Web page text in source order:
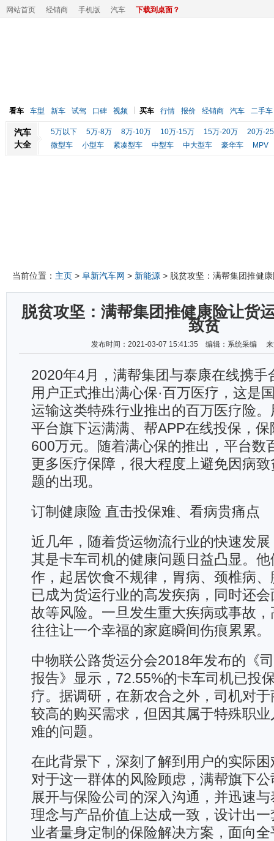
网站首页 经销商 手机版 汽车 下载到桌面？
看车 车型 新车 试驾 口碑 视频 买车 行情 报价 经销商 汽车 二手车
汽车
大全
5万以下 5万-8万 8万-10万 10万-15万 15万-20万
20万-
微型车
小型车 紧凑型车 中型车 中大型车 豪华车 MPV
当前位置： 主页 > 阜新汽车网 > 新能源 > 脱贫攻坚：满帮集团推健
脱贫攻坚：满帮集团推健康险让货
致贫
发布时间：2021-03-07 15:41:35 编辑：系统采编
2020年4月，满帮集团与泰康在线携手
用户正式推出满心保·百万医疗，这是
运输这类特殊行业推出的百万医疗险
平台旗下运满满、帮APP在线投保，
600万元。随着满心保的推出，平台数
更多医疗保障，很大程度上避免因病
题的出现。
订制健康险 直击投保难、看病贵痛点
近几年，随着货运物流行业的快速发
其是卡车司机的健康问题日益凸显。
作，起居饮食不规律，胃病、颈椎病
已成为货运行业的高发疾病，同时还
故等风险。一旦发生重大疾病或事故
往往让一个幸福的家庭瞬间伤痕累累。
中物联公路货运分会2018年发布的《
报告》显示，72.55%的卡车司机已投
疗。据调研，在新农合之外，司机对
较高的购买需求，但因其属于特殊职
难的问题。
在此背景下，深刻了解到用户的实际
对于这一群体的风险顾虑，满帮旗下
展开与保险公司的深入沟通，并迅速
理念与产品价值上达成一致，设计出
业者量身定制的保险解决方案，面向